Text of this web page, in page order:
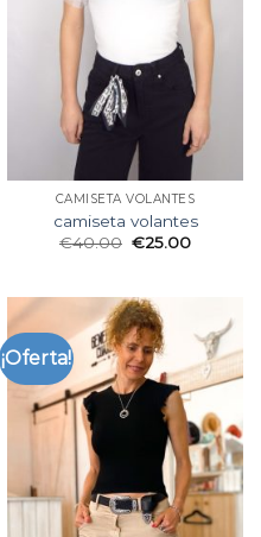
CAMISETA VOLANTES
camiseta volantes
€40.00 €25.00
¡Oferta!